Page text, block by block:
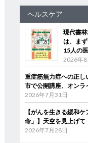
ヘルスケア
現代書
は、ま
15人の
2026年8
重症筋無力症への正
市で公開講座、オンラ
2026年7月31日
【がんを生きる緩和
命」】天空を見上げて
2026年7月28日